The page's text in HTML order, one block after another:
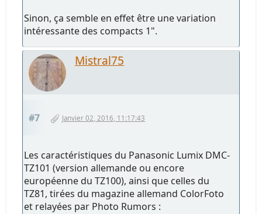
Sinon, ça semble en effet être une variation
intéressante des compacts 1".
Mistral75
#7 Janvier 02, 2016, 11:17:43
Les caractéristiques du Panasonic Lumix DMC-
TZ101 (version allemande ou encore
européenne du TZ100), ainsi que celles du
TZ81, tirées du magazine allemand ColorFoto
et relayées par Photo Rumors :